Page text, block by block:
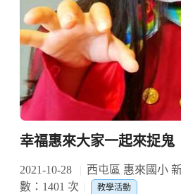
幸福惠來大家一起來捉鬼
2021-10-28 西屯區 惠來國小
數：1401 次
教學活動